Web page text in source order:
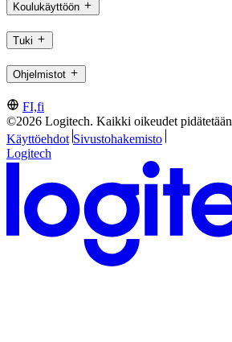
Koulukäyttöön
Tuki
Ohjelmistot
FI,fi
©2026 Logitech. Kaikki oikeudet pidätetään
Käyttöehdot Sivustohakemisto
Logitech